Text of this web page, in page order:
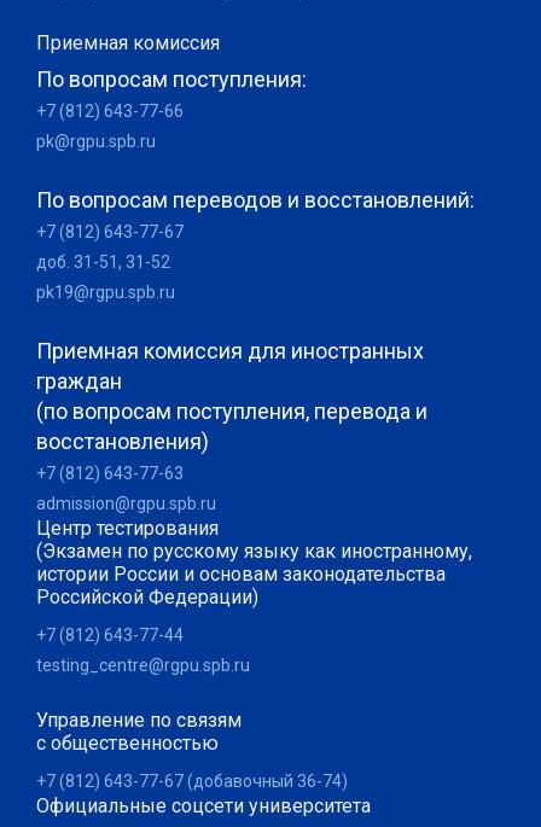
Приемная комиссия
По вопросам поступления:
+7 (812) 643-77-66
pk@rgpu.spb.ru
По вопросам переводов и восстановлений:
+7 (812) 643-77-67
доб. 31-51, 31-52
pk19@rgpu.spb.ru
Приемная комиссия для иностранных
граждан
(по вопросам поступления, перевода и
восстановления)
+7 (812) 643-77-63
admission@rgpu.spb.ru
Центр тестирования
(Экзамен по русскому языку как иностранному,
истории России и основам законодательства
Российской Федерации)
+7 (812) 643-77-44
testing_centre@rgpu.spb.ru
Управление по связям
с общественностью
+7 (812) 643-77-67 (добавочный 36-74)
Официальные соцсети университета